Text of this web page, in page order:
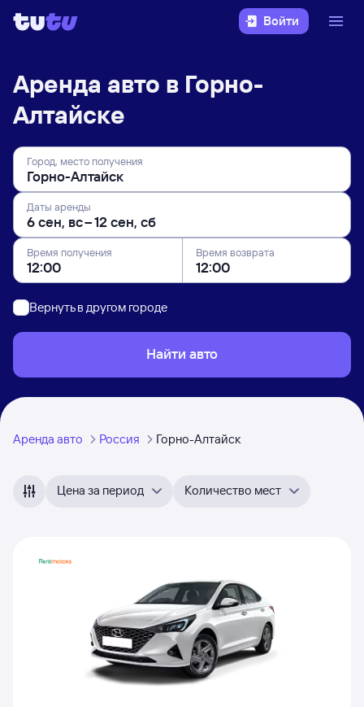
Войти
Аренда авто в Горно-
Алтайске
Город, место получения
Даты аренды
Время получения Время возврата
Вернуть в другом городе
Найти авто
Аренда авто Россия Горно-Алтайск
Цена за период Количество мест